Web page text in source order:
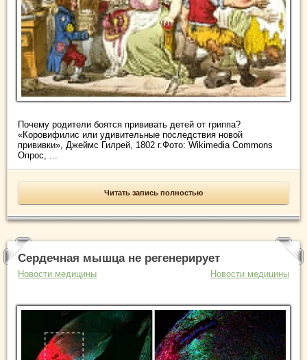
Почему родители боятся прививать детей от гриппа?
«Коровифилис или удивительные последствия новой
прививки», Джеймс Гилрей, 1802 г.Фото: Wikimedia Commons
Опрос, ...
Читать запись полностью
Сердечная мышца не регенерирует
Новости медицины Новости медицины